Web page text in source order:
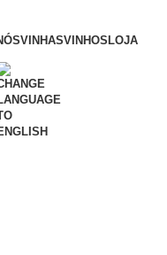
VINHASVINHOS LOJA